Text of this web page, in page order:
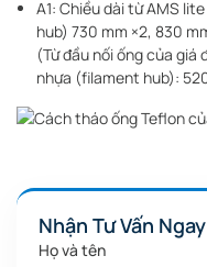
A1: Chiều dài từ AMS
hub) 730 mm ×2, 830
(Từ đầu nối ống của
nhựa (filament hub):
Nhận Tư Vấn Ngay
Họ và tên